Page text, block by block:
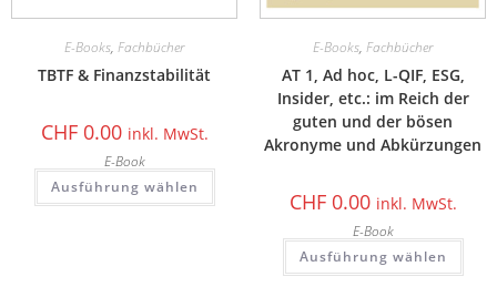
E-Books, Fachbücher
TBTF & Finanzstabilität
CHF0.00 inkl. MwSt.
E-Book
Ausführung wählen
E-Books, Fachbücher
AT 1, Ad hoc, L-QIF, ESG,
Insider, etc.: im Reich der
guten und der bösen
Akronyme und Abkürzungen
CHF0.00 inkl. MwSt.
E-Book
Ausführung wählen